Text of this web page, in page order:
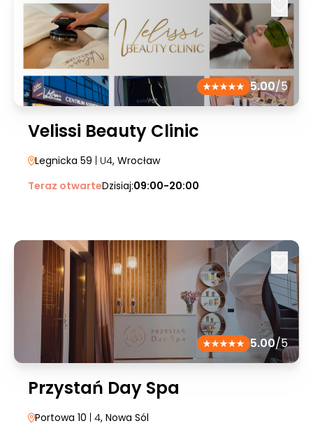
5.00/5
Velissi Beauty Clinic
Legnicka 59 | U4, Wrocław
Teraz otwarteDzisiaj:09:00-20:00
5.00/5
Przystań Day Spa
Portowa 10 | 4, Nowa Sól